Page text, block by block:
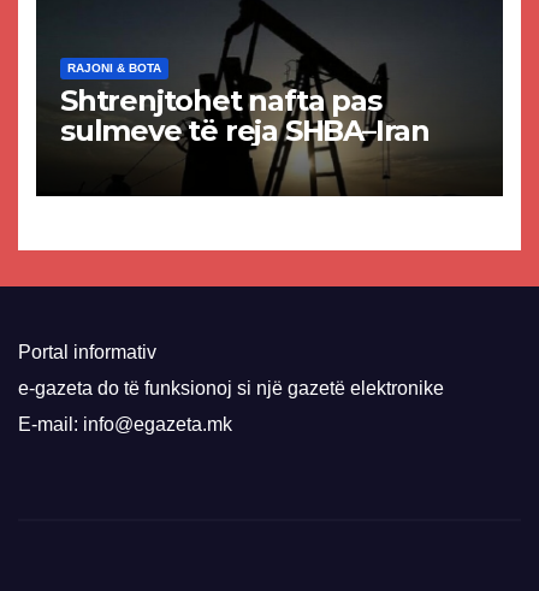
RAJONI & BOTA
Shtrenjtohet nafta pas
sulmeve të reja SHBA–Iran
Portal informativ
e-gazeta do të funksionoj si një gazetë elektronike
E-mail: info@egazeta.mk